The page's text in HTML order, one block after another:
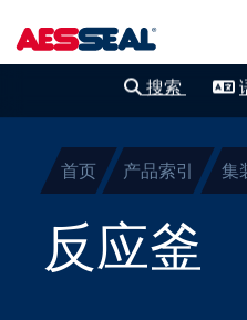
轴承保
集装式
封
两部件
干气密封
搜索
首页 产品索引 集
反应釜